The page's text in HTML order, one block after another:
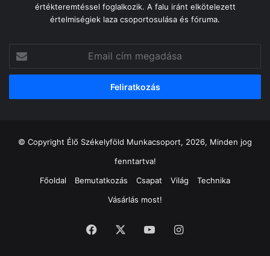
értékteremtéssel foglalkozik. A falu iránt elkötelezett
értelmiségiek laza csoportosulása és fóruma.
cím
megadása
© Copyright Élő Székelyföld Munkacsoport, 2026, Minden jog
fenntartva!
Főoldal
Bemutatkozás Csapat Világ
Technika
Vásárlás most!
Facebook YouTubeInstagram